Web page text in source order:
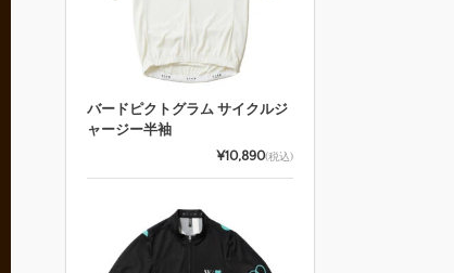
バードピクトグラム サイクルジ
ャージー半袖
¥10,890(税込)